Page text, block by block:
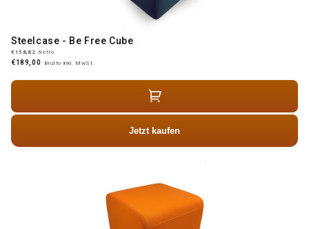
Steelcase - Be Free Cube
€158,82 Netto
€189,00 Brutto inkl. MwSt.
Jetzt kaufen